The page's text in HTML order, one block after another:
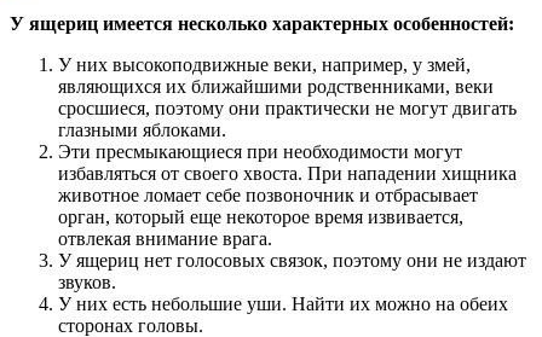
У ящериц имеется несколько характерных особенностей:
У них высокоподвижные веки, например, у змей,
являющихся их ближайшими родственниками, веки
сросшиеся, поэтому они практически не могут двигать
глазными яблоками.
Эти пресмыкающиеся при необходимости могут
избавляться от своего хвоста. При нападении хищника
животное ломает себе позвоночник и отбрасывает
орган, который еще некоторое время извивается,
отвлекая внимание врага.
У ящериц нет голосовых связок, поэтому они не издают
звуков.
У них есть небольшие уши. Найти их можно на обеих
сторонах головы.